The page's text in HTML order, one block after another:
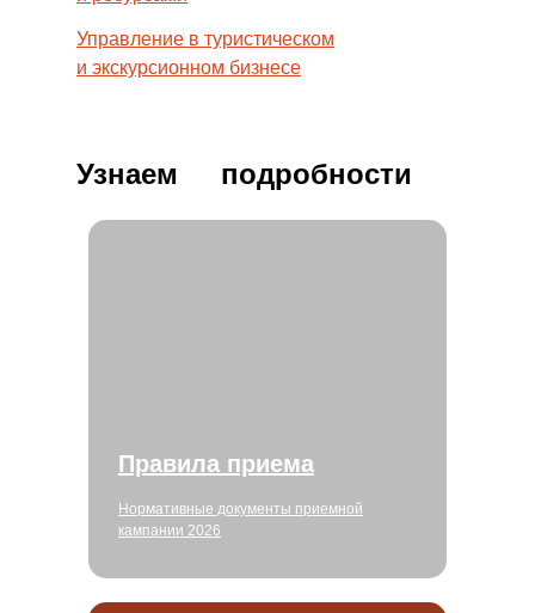
Управление в туристическом
и экскурсионном бизнесе
Правила приема
Нормативные документы приемной
кампании 2026
Узнаем подробности